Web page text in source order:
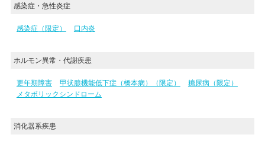
感染症・急性炎症
感染症（限定） 口内炎
ホルモン異常・代謝疾患
更年期障害 甲状腺機能低下症（橋本病）（限定）
糖尿病（限定）
メタボリックシンドローム
消化器系疾患